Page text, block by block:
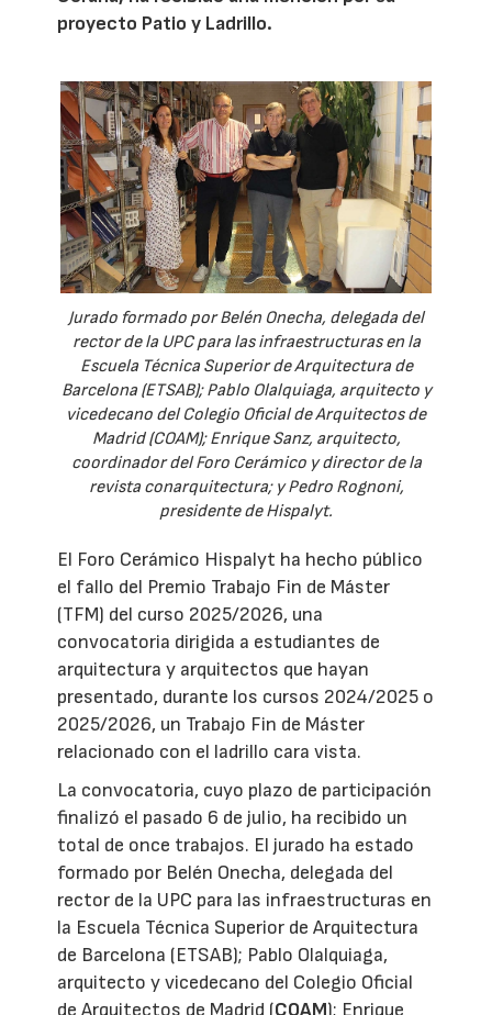
proyecto Patio y Ladrillo.
Jurado formado por Belén Onecha, delegada del
rector de la UPC para las infraestructuras en la
Escuela Técnica Superior de Arquitectura de
Barcelona (ETSAB); Pablo Olalquiaga, arquitecto y
vicedecano del Colegio Oficial de Arquitectos de
Madrid (COAM); Enrique Sanz, arquitecto,
coordinador del Foro Cerámico y director de la
revista conarquitectura; y Pedro Rognoni,
presidente de Hispalyt.
El Foro Cerámico Hispalyt ha hecho público
el fallo del Premio Trabajo Fin de Máster
(TFM) del curso 2025/2026, una
convocatoria dirigida a estudiantes de
arquitectura y arquitectos que hayan
presentado, durante los cursos 2024/2025 o
2025/2026, un Trabajo Fin de Máster
relacionado con el ladrillo cara vista.
La convocatoria, cuyo plazo de participación
finalizó el pasado 6 de julio, ha recibido un
total de once trabajos. El jurado ha estado
formado por Belén Onecha, delegada del
rector de la UPC para las infraestructuras en
la Escuela Técnica Superior de Arquitectura
de Barcelona (ETSAB); Pablo Olalquiaga,
arquitecto y vicedecano del Colegio Oficial
de Arquitectos de Madrid (COAM); Enrique